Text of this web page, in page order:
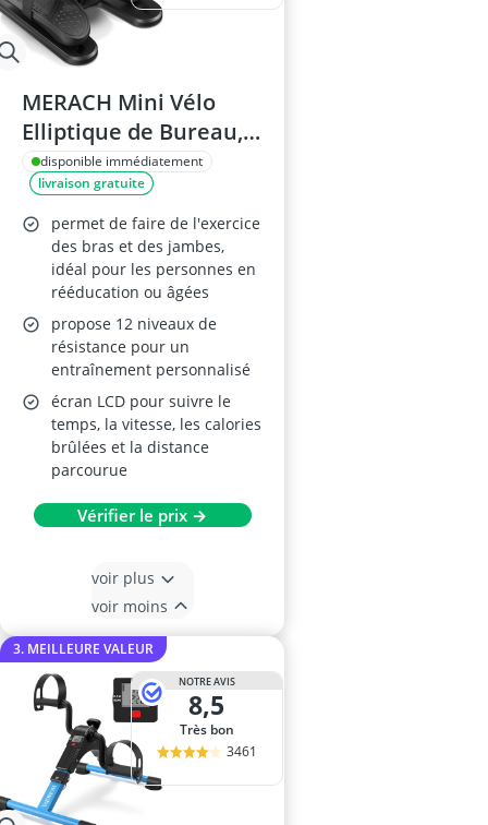
MERACH Mini Vélo
Elliptique de Bureau,
Modèle Électrique, 12
Vitesses, Silencieux
disponible immédiatement
livraison gratuite
permet de faire de l'exercice
des bras et des jambes,
idéal pour les personnes en
rééducation ou âgées
propose 12 niveaux de
résistance pour un
entraînement personnalisé
écran LCD pour suivre le
temps, la vitesse, les calories
brûlées et la distance
parcourue
Vérifier le prix →
voir plus
voir moins
3. MEILLEURE VALEUR
NOTRE AVIS
8,5
Très bon
3461